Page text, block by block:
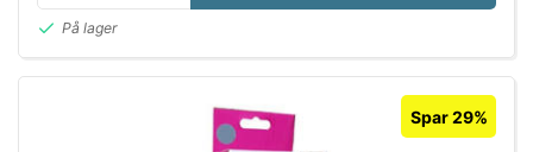
På lager
Spar 29%